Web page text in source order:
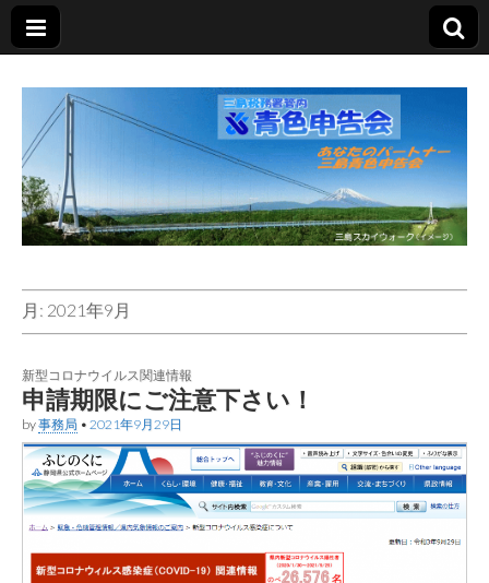
三島青色申告会
月: 2021年9月
新型コロナウイルス関連情報
申請期限にご注意下さい！
by事務局 • 2021年9月29日